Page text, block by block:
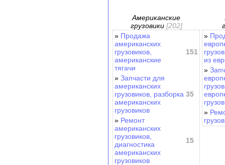
Американские
грузовики [202]
» Продажа
американских
грузовиков,
американские
тягачи
151
» Запчасти для
американских
грузовиков, разборка
американских
грузовиков
35
» Ремонт
американских
грузовиков,
диагностика
американских
грузовиков
15
»
из
»
»